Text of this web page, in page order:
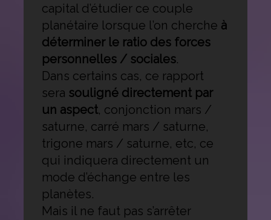
capital d’étudier ce couple
planétaire lorsque l’on cherche à
déterminer le ratio des forces
personnelles / sociales.
Dans certains cas, ce rapport
sera souligné directement par
un aspect, conjonction mars /
saturne, carré mars / saturne,
trigone mars / saturne, etc, ce
qui indiquera directement un
mode d’échange entre les
planètes.
Mais il ne faut pas s’arrêter